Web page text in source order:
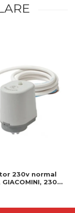
230v normal
230v,